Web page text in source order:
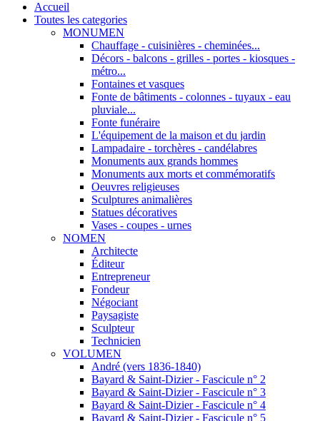
Accueil
Toutes les categories
MONUMEN
Chauffage - cuisinières - cheminées...
Décors - balcons - grilles - portes - kiosques -
métro...
Fontaines et vasques
Fonte de bâtiments - colonnes - tuyaux - eau
pluviale...
Fonte funéraire
L'équipement de la maison et du jardin
Lampadaire - torchères - candélabres
Monuments aux grands hommes
Monuments aux morts et commémoratifs
Oeuvres religieuses
Sculptures animalières
Statues décoratives
Vases - coupes - urnes
NOMEN
Architecte
Éditeur
Entrepreneur
Fondeur
Négociant
Paysagiste
Sculpteur
Technicien
VOLUMEN
André (vers 1836-1840)
Bayard & Saint-Dizier - Fascicule n° 2
Bayard & Saint-Dizier - Fascicule n° 3
Bayard & Saint-Dizier - Fascicule n° 4
Bayard & Saint-Dizier - Fascicule n° 5